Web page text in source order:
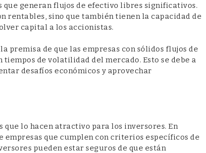
que generan flujos de efectivo libres significativos.
rentables, sino que también tienen la capacidad de
capital a los accionistas.
premisa de que las empresas con sólidos flujos de
de volatilidad del mercado. Esto se debe a
desafíos económicos y aprovechar
lo hacen atractivo para los inversores. En
empresas que cumplen con criterios específicos de
pueden estar seguros de que están